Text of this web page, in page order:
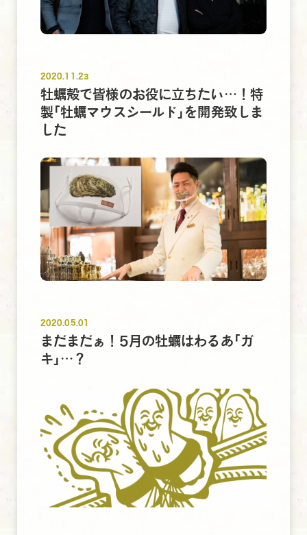
2020.11.23
牡蠣殻で皆様のお役に立ちたい…！特
製｢牡蠣マウスシールド｣を開発致しま
した
2020.05.01
まだまだぁ！5月の牡蠣はわるあ｢ガ
キ｣…？